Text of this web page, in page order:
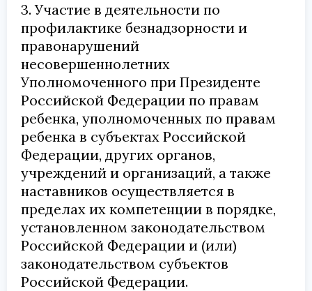
3. Участие в деятельности по
профилактике безнадзорности и
правонарушений
несовершеннолетних
Уполномоченного при Президенте
Российской Федерации по правам
ребенка, уполномоченных по правам
ребенка в субъектах Российской
Федерации, других органов,
учреждений и организаций, а также
наставников осуществляется в
пределах их компетенции в порядке,
установленном законодательством
Российской Федерации и (или)
законодательством субъектов
Российской Федерации.